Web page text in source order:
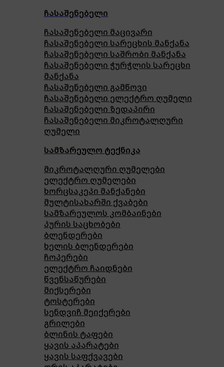
ჩასაშენებელი
ჩასაშენებელი მაცივარი
ჩასაშენებელი სარეცხის მანქანა
ჩასაშენებელი საშრობი მანქანა
ჩასაშენებელი ჭურჭლის სარეცხი
მანქანა
ჩასაშენებელი გამწოვი
ჩასაშენებელი ელექტრო ღუმელი
ჩასაშენებელი ზედაპირი
ჩასაშენებელი მიკროტალღური
ღუმელი
სამზარეულო ტექნიკა
მიკროტალღური ღუმელები
ელექტრო ღუმელები
ხორცსაკეპი მანქანები
მულტისახარში ქვაბები
სამზარეულოს კომბაინები
პურის საცხობები
ბლენდერები
ხელის ბლენდერები
ჩოპერები
ელექტრო ჩაიდნები
წვენსაწურები
მიქსერები
ტოსტერები
სენდვიჩ მეიქერები
გრილები
ბლინის ტაფები
ყავის აპარატები
ყავის საფქვავები